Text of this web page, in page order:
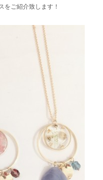
をご紹介致します！